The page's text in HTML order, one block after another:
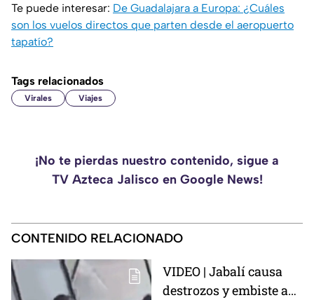
Te puede interesar: De Guadalajara a Europa: ¿Cuáles
son los vuelos directos que parten desde el aeropuerto
tapatío?
Tags relacionados
Virales Viajes
¡No te pierdas nuestro contenido, sigue a
TV Azteca Jalisco en Google News!
CONTENIDO RELACIONADO
VIDEO | Jabalí causa
destrozos y embiste a